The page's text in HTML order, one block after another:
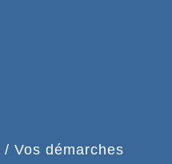
/ Vos démarches